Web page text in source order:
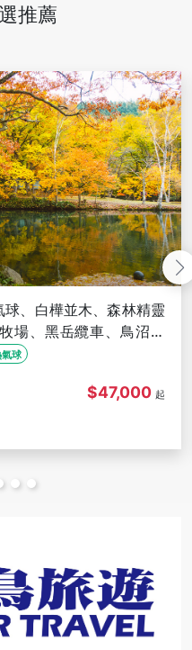
推薦
、白樺並木、森林精靈
場、黑岳纜車、鳥沼公
球
$47,000 起